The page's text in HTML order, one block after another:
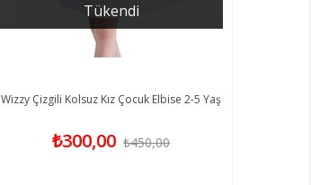
Tükendi
Wizzy Çizgili Kolsuz Kız Çocuk Elbise 2-5 Yaş
₺300,00 ₺450,00